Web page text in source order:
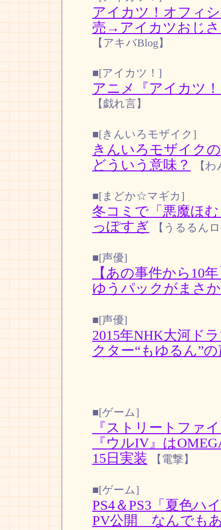
アイカツ！オフィ
売→アイカツおじ
【アキバBlog】
■[アイカツ！]
アニメ『アイカツ
【戯れ言】
■[きんいろモザイク]
きんいろモザイク
どういう意味？
【
■[まどか☆マギカ]
冬コミで「悪魔ほ
っぽすぎ
【うるるん
■[声優]
【あの事件から10
ゆうパックがまさ
■[声優]
2015年NHK大河ド
クター“もゆるん”
■[ゲーム]
『ストリートファ
『ウルIV』は
15日実装
【電撃】
■[ゲーム]
PS4＆PS3「夏色ハ
PV公開 なんでも